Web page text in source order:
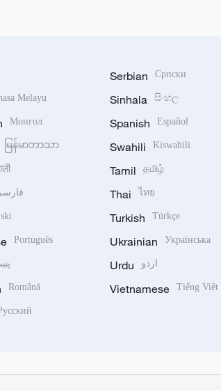
Melayu
Монгол
မြန်မာဘာသာ
Português
Română
Serbian Српски
Sinhala සිංහල
Spanish Español
Swahili Kiswahili
Tamil தமிழ்
Thai ไทย
Turkish Türkçe
Ukrainian Українська
Urdu اردو
Vietnamese Tiếng Việt